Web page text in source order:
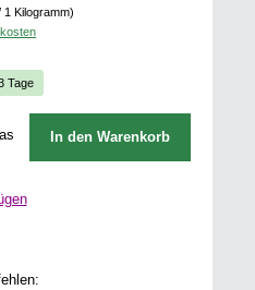
1 Kilogramm)
Tage
In den Warenkorb